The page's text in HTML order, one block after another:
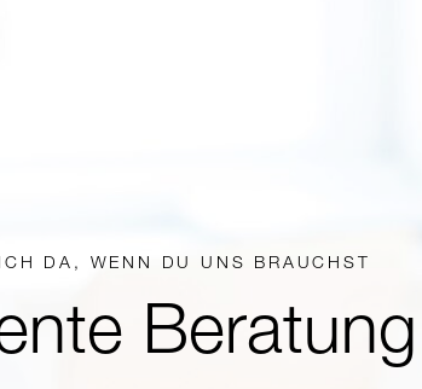
DA, WENN DU UNS BRAUCHST